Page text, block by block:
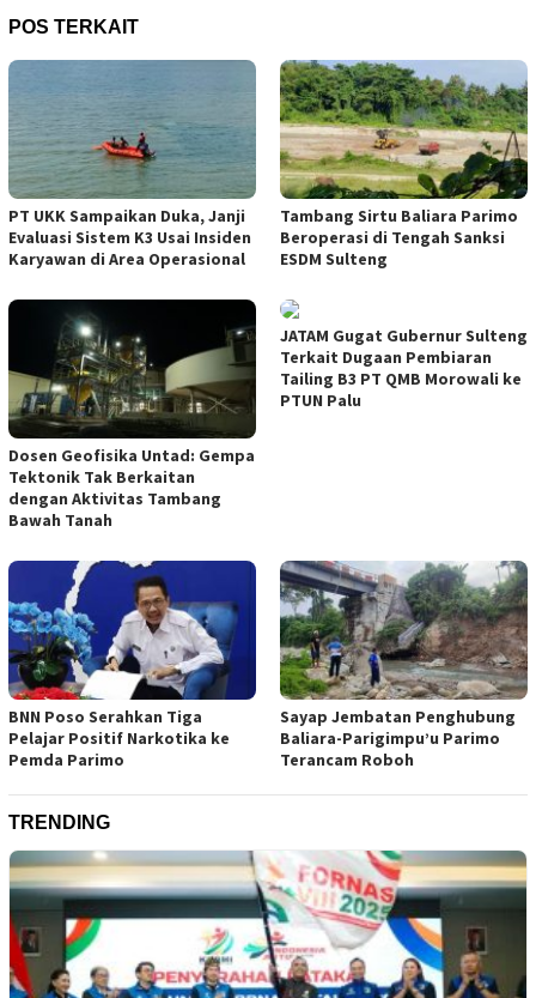
POS TERKAIT
PT UKK Sampaikan Duka, Janji
Evaluasi Sistem K3 Usai Insiden
Karyawan di Area Operasional
Tambang Sirtu Baliara Parimo
Beroperasi di Tengah Sanksi
ESDM Sulteng
Dosen Geofisika Untad: Gempa
Tektonik Tak Berkaitan
dengan Aktivitas Tambang
Bawah Tanah
JATAM Gugat Gubernur Sulteng
Terkait Dugaan Pembiaran
Tailing B3 PT QMB Morowali ke
PTUN Palu
BNN Poso Serahkan Tiga
Pelajar Positif Narkotika ke
Pemda Parimo
Sayap Jembatan Penghubung
Baliara-Parigimpu’u Parimo
Terancam Roboh
TRENDING